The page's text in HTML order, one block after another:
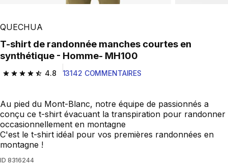
QUECHUA
T-shirt de randonnée manches courtes en
synthétique - Homme- MH100
4.8
4.8 out of 5 stars from 13142 reviews
13142 COMMENTAIRES
Au pied du Mont-Blanc, notre équipe de passionnés a
conçu ce t-shirt évacuant la transpiration pour randonner
occasionnellement en montagne
C'est le t-shirt idéal pour vos premières randonnées en
montagne !
ID 8316244